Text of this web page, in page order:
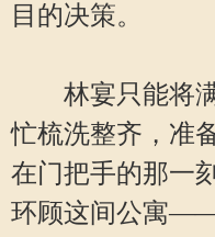
目的决策。
林宴只能将满
忙梳洗整齐，准
在门把手的那一
环顾这间公寓